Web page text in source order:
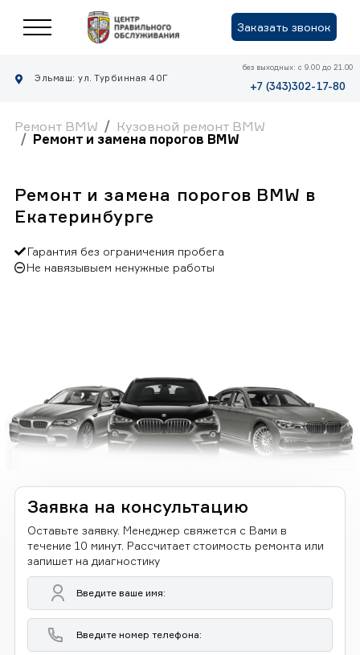
Заказать звонок
Эльмаш: ул. Турбинная 40Г
без выходных: с 9.00 до 21.00
+7 (343)302-17-80
Ремонт BMW
Кузовной ремонт BMW
Ремонт и замена порогов BMW
Ремонт и замена порогов BMW в
Екатеринбурге
Гарантия без ограничения пробега
Не навязывыем ненужные работы
Заявка на консультацию
Оставьте заявку. Менеджер свяжется с Вами в
течение 10 минут. Рассчитает стоимость ремонта или
запишет на диагностику